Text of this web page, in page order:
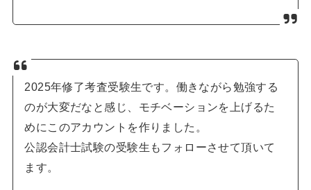
2025年修了考査受験生です。働きながら勉強する
のが大変だなと感じ、モチベーションを上げるた
めにこのアカウントを作りました。
公認会計士試験の受験生もフォローさせて頂いて
ます。